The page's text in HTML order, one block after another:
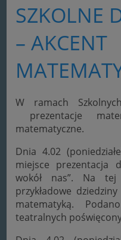
SZKOLNE
– AKCENT
W ramach
prezentacje
matematyczne.
Dnia 4.02
miejsce prezentacja
wokół nas”. Na tej
przykładowe
matematyką.
teatralnych